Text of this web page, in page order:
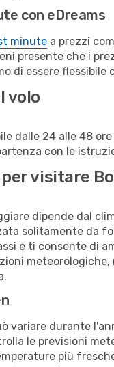
con eDreams
minute a prezzi
presente che i
di essere flessibile
volo
dalle 24 alle 48
con le
visitare
dipende dal
solitamente da
e ti consente di
variare durante
le previsioni
più